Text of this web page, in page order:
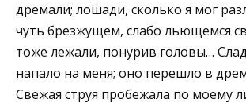
дремали; лошади, сколько я мог
чуть брезжущем, слабо льющемся
тоже лежали, понурив головы…
напало на меня; оно перешло в
Свежая струя пробежала по моему